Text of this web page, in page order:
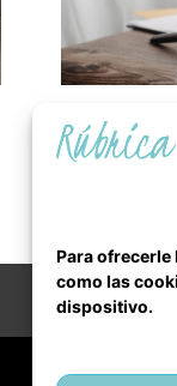
Para
como las
dispositivo.
¿Qué es la
Todos